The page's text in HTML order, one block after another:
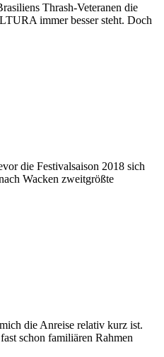
Thrash-Veteranen die
immer besser steht. Doch
die Festivalsaison 2018 sich
Wacken zweitgrößte
die Anreise relativ kurz ist.
schon familiären Rahmen